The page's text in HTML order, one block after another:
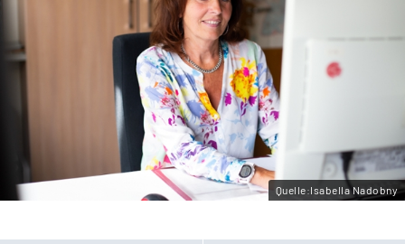
Sozialdienste & Zuweisende
Leichte Sprache
Gebärdensprache
Quelle:Isabella Nadobny